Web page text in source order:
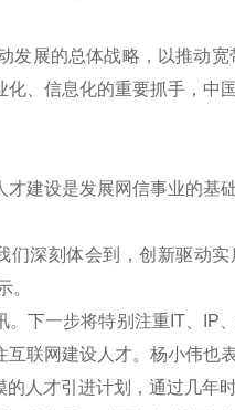
展的总体战略，以推动宽
、信息化的重要抓手，中
设是发展网信事业的基
深刻体会到，创新驱动实
。
一步将特别注重IT、IP
联网建设人才。杨小伟也
人才引进计划，通过几年